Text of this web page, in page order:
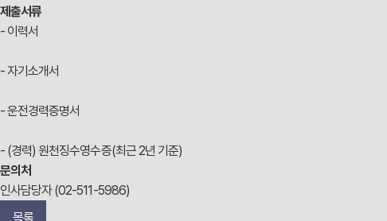
제출서류
- 이력서
- 자기소개서
- 운전경력증명서
- (경력) 원천징수영수증(최근 2년 기준)
문의처
인사담당자 (02-511-5986)
목록